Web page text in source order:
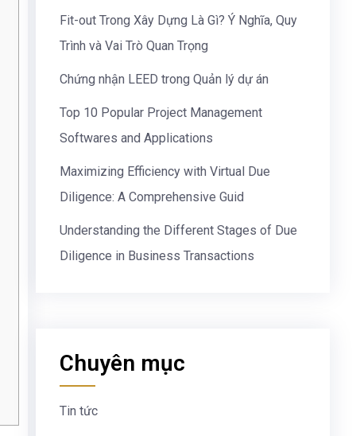
Fit-out Trong Xây Dựng Là Gì? Ý Nghĩa, Quy
Trình và Vai Trò Quan Trọng
Chứng nhận LEED trong Quản lý dự án
Top 10 Popular Project Management
Softwares and Applications
Maximizing Efficiency with Virtual Due
Diligence: A Comprehensive Guid
Understanding the Different Stages of Due
Diligence in Business Transactions
Chuyên mục
Tin tức